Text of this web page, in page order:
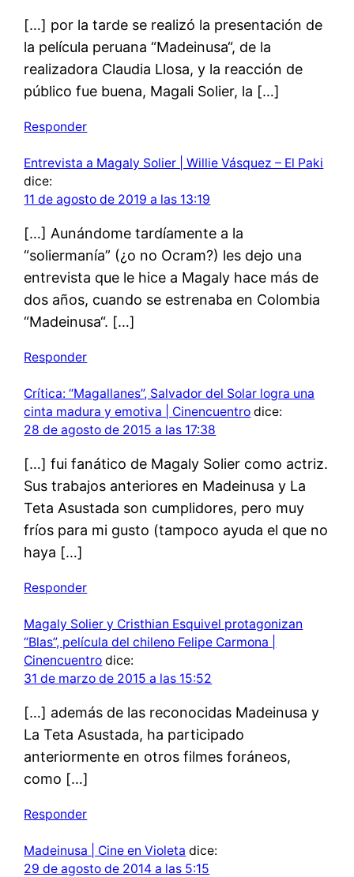
[…] por la tarde se realizó la presentación de
la película peruana “Madeinusa“, de la
realizadora Claudia Llosa, y la reacción de
público fue buena, Magali Solier, la […]
Responder
Entrevista a Magaly Solier | Willie Vásquez – El Paki
dice:
11 de agosto de 2019 a las 13:19
[…] Aunándome tardíamente a la
“soliermanía” (¿o no Ocram?) les dejo una
entrevista que le hice a Magaly hace más de
dos años, cuando se estrenaba en Colombia
“Madeinusa“. […]
Responder
Crítica: “Magallanes”, Salvador del Solar logra una
cinta madura y emotiva | Cinencuentro dice:
28 de agosto de 2015 a las 17:38
[…] fui fanático de Magaly Solier como actriz.
Sus trabajos anteriores en Madeinusa y La
Teta Asustada son cumplidores, pero muy
fríos para mi gusto (tampoco ayuda el que no
haya […]
Responder
Magaly Solier y Cristhian Esquivel protagonizan
“Blas”, película del chileno Felipe Carmona |
Cinencuentro dice:
31 de marzo de 2015 a las 15:52
[…] además de las reconocidas Madeinusa y
La Teta Asustada, ha participado
anteriormente en otros filmes foráneos,
como […]
Responder
Madeinusa | Cine en Violeta dice:
29 de agosto de 2014 a las 5:15